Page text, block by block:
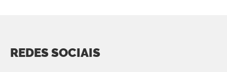
REDES SOCIAIS